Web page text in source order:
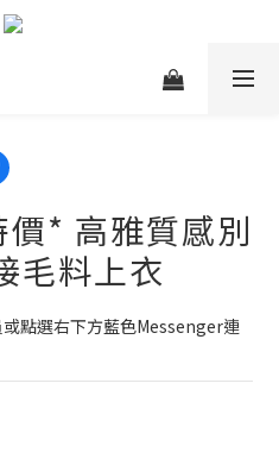
* 高雅質感別
毛料上衣
點選右下方藍色Messenger連